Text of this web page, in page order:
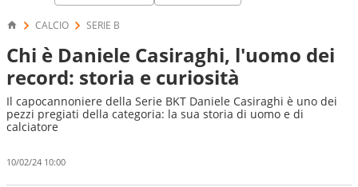
CALCIO SERIE B
Chi è Daniele Casiraghi, l'uomo dei
record: storia e curiosità
Il capocannoniere della Serie BKT Daniele Casiraghi è uno dei
pezzi pregiati della categoria: la sua storia di uomo e di
calciatore
10/02/24 10:00